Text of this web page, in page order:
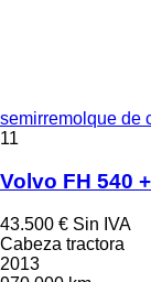
semirremolque de
11
Volvo FH 540
43.500 € Sin IVA
Cabeza tractora
2013